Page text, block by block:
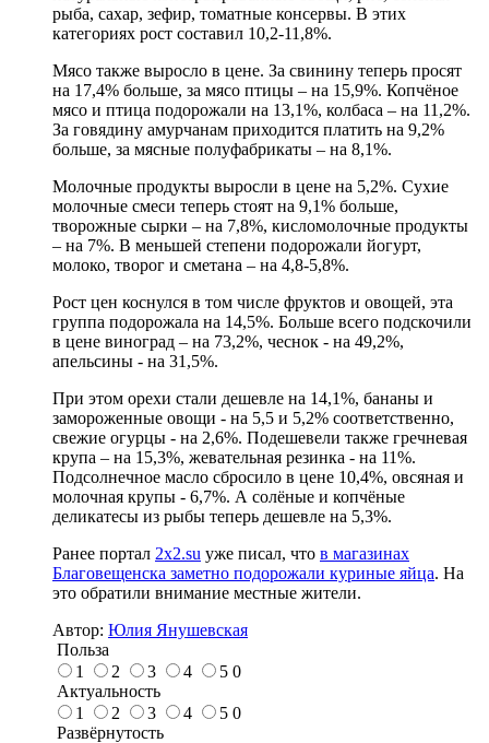
рыба, сахар, зефир, томатные консервы. В этих
категориях рост составил 10,2-11,8%.
Мясо также выросло в цене. За свинину теперь просят
на 17,4% больше, за мясо птицы – на 15,9%. Копчёное
мясо и птица подорожали на 13,1%, колбаса – на 11,2%.
За говядину амурчанам приходится платить на 9,2%
больше, за мясные полуфабрикаты – на 8,1%.
Молочные продукты выросли в цене на 5,2%. Сухие
молочные смеси теперь стоят на 9,1% больше,
творожные сырки – на 7,8%, кисломолочные продукты
– на 7%. В меньшей степени подорожали йогурт,
молоко, творог и сметана – на 4,8-5,8%.
Рост цен коснулся в том числе фруктов и овощей, эта
группа подорожала на 14,5%. Больше всего подскочили
в цене виноград – на 73,2%, чеснок - на 49,2%,
апельсины - на 31,5%.
При этом орехи стали дешевле на 14,1%, бананы и
замороженные овощи - на 5,5 и 5,2% соответственно,
свежие огурцы - на 2,6%. Подешевели также гречневая
крупа – на 15,3%, жевательная резинка - на 11%.
Подсолнечное масло сбросило в цене 10,4%, овсяная и
молочная крупы - 6,7%. А солёные и копчёные
деликатесы из рыбы теперь дешевле на 5,3%.
Ранее портал 2x2.su уже писал, что в магазинах
Благовещенска заметно подорожали куриные яйца. На
это обратили внимание местные жители.
Автор: Юлия Янушевская
Польза
1
2 3 4 5 0
Актуальность
1
2 3 4 5 0
Развёрнутость